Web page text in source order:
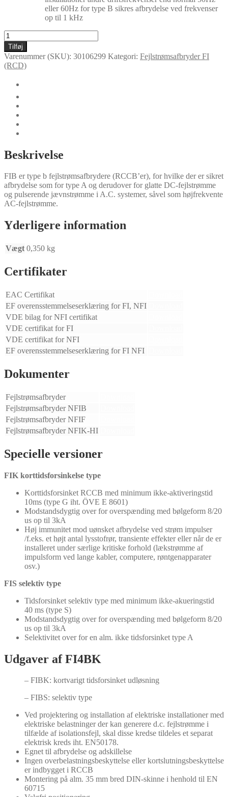
eller 60Hz for type B sikres afbrydelse ved frekvenser
op til 1 kHz
FI4BK
32/0,1
antal
Tilføj
Varenummer (SKU): 30106299 Kategori: Fejlstrømsafbryder FI
(RCD)
Beskrivelse
FIB er type b fejlstrømsafbrydere (RCCB’er), for hvilke der er sikret
afbrydelse som for type A og derudover for glatte DC-fejlstrømme
og pulserende jævnstrømme i A.C. systemer, såvel som højfrekvente
AC-fejlstrømme.
Yderligere information
Vægt 0,350 kg
Certifikater
EAC Certifikat
EF overensstemmelseserklæring for FI, NFI
VDE bilag for NFI certifikat
VDE certifikat for FI
VDE certifikat for NFI
EF overensstemmelseserklæring for FI NFI
Dokumenter
Fejlstrømsafbryder
Fejlstrømsafbryder NFIB
Fejlstrømsafbryder NFIF
Fejlstrømsafbryder NFIK-HI
Specielle versioner
FIK korttidsforsinkelse type
Korttidsforsinket RCCB med minimum ikke-aktiveringstid
10ms (type G iht. ÖVE E 8601)
Modstandsdygtig over for overspænding med bølgeform 8/20
us op til 3kA
Høj immunitet mod uønsket afbrydelse ved strøm impulser
/f.eks. et højt antal lysstofrør, transiente effekter eller når de er
installeret under særlige kritiske forhold (lækstrømme af
impulsform ved lange kabler, computere, røntgenapparater
osv.)
FIS selektiv type
Tidsforsinket selektiv type med minimum ikke-akueringstid
40 ms (type S)
Modstandsdygtig over for overspænding med bølgeform 8/20
us op til 3kA
Selektivitet over for en alm. ikke tidsforsinket type A
Udgaver af FI4BK
– FIBK: kortvarigt tidsforsinket udløsning
– FIBS: selektiv type
Ved projektering og installation af elektriske installationer med
elektriske belastninger der kan generere d.c. fejlstrømme i
tilfælde af isolationsfejl, skal disse kredse tildeles et separat
elektrisk kreds iht. EN50178.
Egnet til afbrydelse og adskillelse
Ingen overbelastningsbeskyttelse eller kortslutningsbeskyttelse
er indbygget i RCCB
Montering på alm. 35 mm bred DIN-skinne i henhold til EN
60715